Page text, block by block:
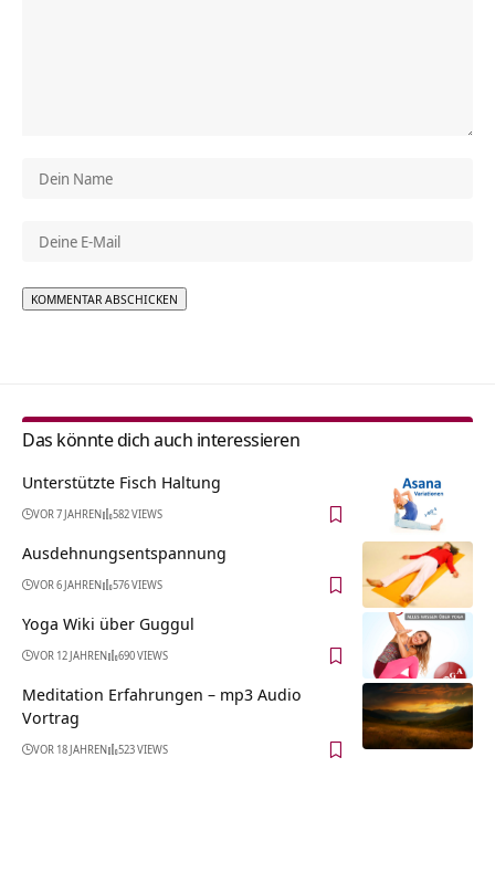
Das könnte dich auch interessieren
Unterstützte Fisch Haltung
VOR 7 JAHREN 582 VIEWS
Ausdehnungsentspannung
VOR 6 JAHREN 576 VIEWS
Yoga Wiki über Guggul
VOR 12 JAHREN 690 VIEWS
Meditation Erfahrungen – mp3 Audio
Vortrag
VOR 18 JAHREN 523 VIEWS